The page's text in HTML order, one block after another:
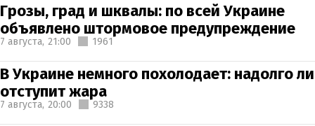
Грозы, град и шквалы: по всей Украине
объявлено штормовое предупреждение
7 августа, 21:00 1961
В Украине немного похолодает: надолго ли
отступит жара
7 августа, 20:00 9338